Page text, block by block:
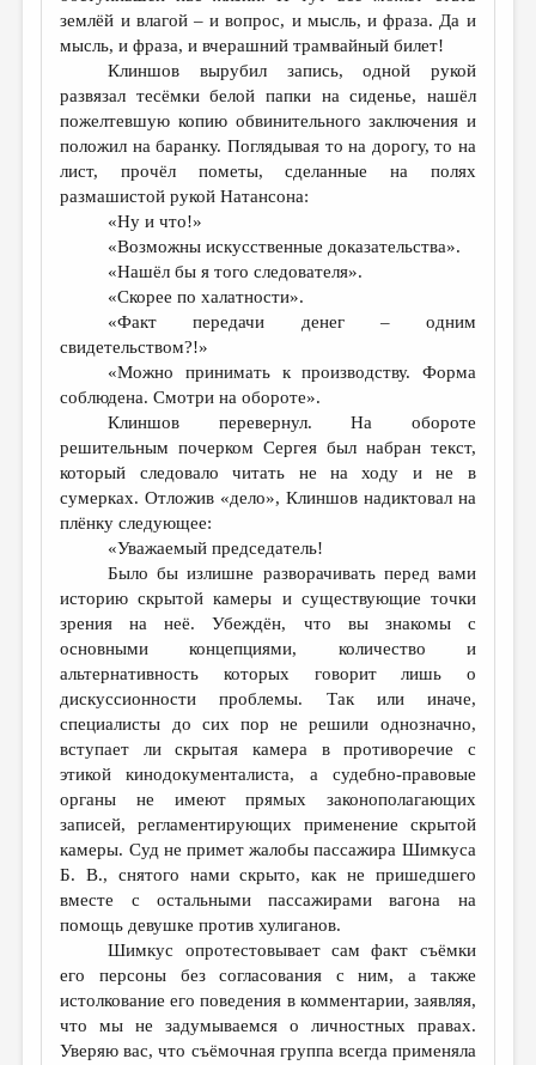
землёй и влагой – и вопрос, и мысль, и фраза. Да и
мысль, и фраза, и вчерашний трамвайный билет!
Клиншов вырубил запись, одной рукой
развязал тесёмки белой папки на сиденье, нашёл
пожелтевшую копию обвинительного заключения и
положил на баранку. Поглядывая то на дорогу, то на
лист, прочёл пометы, сделанные на полях
размашистой рукой Натансона:
«Ну и что!»
«Возможны искусственные доказательства».
«Нашёл бы я того следователя».
«Скорее по халатности».
«Факт передачи денег – одним
свидетельством?!»
«Можно принимать к производству. Форма
соблюдена. Смотри на обороте».
Клиншов перевернул. На обороте
решительным почерком Сергея был набран текст,
который следовало читать не на ходу и не в
сумерках. Отложив «дело», Клиншов надиктовал на
плёнку следующее:
«Уважаемый председатель!
Было бы излишне разворачивать перед вами
историю скрытой камеры и существующие точки
зрения на неё. Убеждён, что вы знакомы с
основными концепциями, количество и
альтернативность которых говорит лишь о
дискуссионности проблемы. Так или иначе,
специалисты до сих пор не решили однозначно,
вступает ли скрытая камера в противоречие с
этикой кинодокументалиста, а судебно-правовые
органы не имеют прямых законополагающих
записей, регламентирующих применение скрытой
камеры. Суд не примет жалобы пассажира Шимкуса
Б. В., снятого нами скрыто, как не пришедшего
вместе с остальными пассажирами вагона на
помощь девушке против хулиганов.
Шимкус опротестовывает сам факт съёмки
его персоны без согласования с ним, а также
истолкование его поведения в комментарии, заявляя,
что мы не задумываемся о личностных правах.
Уверяю вас, что съёмочная группа всегда применяла